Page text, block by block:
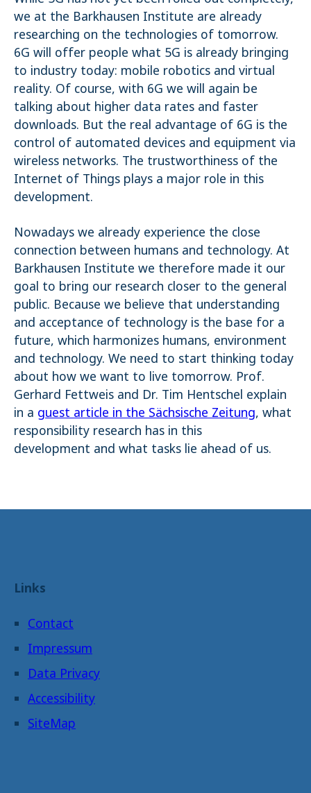
we at the Barkhausen Institute are already
researching on the technologies of tomorrow.
6G will offer people what 5G is already bringing
to industry today: mobile robotics and virtual
reality. Of course, with 6G we will again be
talking about higher data rates and faster
downloads. But the real advantage of 6G is the
control of automated devices and equipment via
wireless networks. The trustworthiness of the
Internet of Things plays a major role in this
development.
Nowadays we already experience the close
connection between humans and technology. At
Barkhausen Institute we therefore made it our
goal to bring our research closer to the general
public. Because we believe that understanding
and acceptance of technology is the base for a
future, which harmonizes humans, environment
and technology. We need to start thinking today
about how we want to live tomorrow. Prof.
Gerhard Fettweis and Dr. Tim Hentschel explain
in a guest article in the Sächsische Zeitung, what
responsibility research has in this
development and what tasks lie ahead of us.
Links
Contact
Impressum
Data Privacy
Accessibility
SiteMap
Name:
_pk_ses.1.4143